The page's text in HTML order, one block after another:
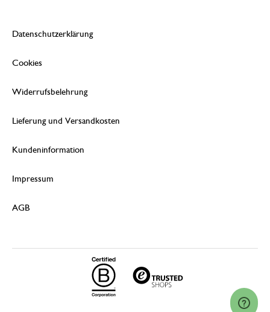
Datenschutzerklärung
Cookies
Widerrufsbelehrung
Lieferung und Versandkosten
Kundeninformation
Impressum
AGB